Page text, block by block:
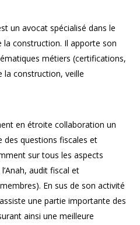
un avocat spécialisé dans le
la construction. Il apporte son
métiers (certifications,
la construction, veille
en étroite collaboration un
des questions fiscales et
sur tous les aspects
audit fiscal et
En sus de son activité
une partie importante des
ainsi une meilleure